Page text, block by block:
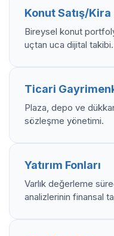
Konut Satış/Kira
Bireysel konut
uçtan uca dijital takibi.
Ticari
Plaza, depo ve
sözleşme yönetimi.
Yatırım Fonları
Varlık değerleme
analizlerinin finansal